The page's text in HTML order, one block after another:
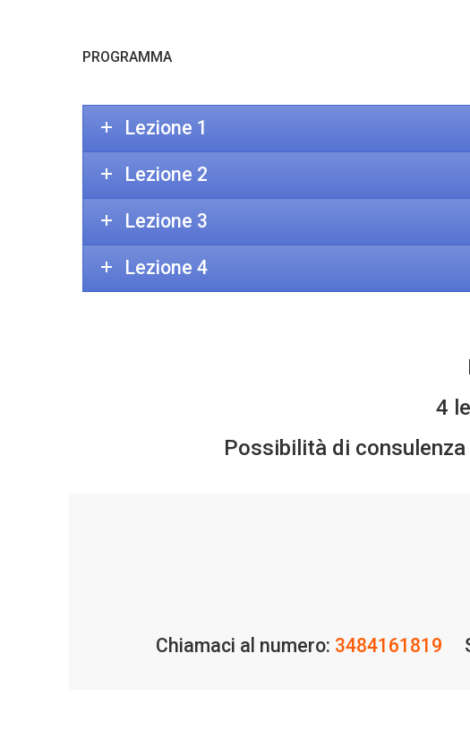
PROGRAMMA
Lezione 1
Lezione 2
Lezione 3
Lezione 4
4
Possibilità di
Chiamaci al numero: 3484161819